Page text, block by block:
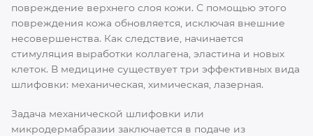
повреждение верхнего слоя кожи. С помощью этого
повреждения кожа обновляется, исключая внешние
несовершенства. Как следствие, начинается
стимуляция выработки коллагена, эластина и новых
клеток. В медицине существует три эффективных вида
шлифовки: механическая, химическая, лазерная.
Задача механической шлифовки или
микродермабразии заключается в подаче из